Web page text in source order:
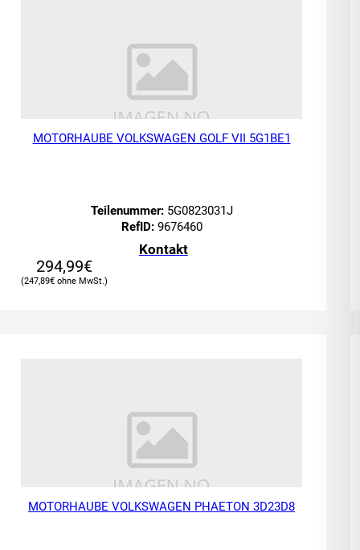
MOTORHAUBE VOLKSWAGEN GOLF VII 5G1BE1
Teilenummer:5G0823031J
RefID:9676460
Kontakt
294,99€
247,89€
MOTORHAUBE VOLKSWAGEN PHAETON 3D23D8